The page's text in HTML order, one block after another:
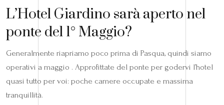
L’Hotel Giardino sarà aperto nel
ponte del 1° Maggio?
Generalmente riapriamo poco prima di Pasqua, quindi siamo
operativi a maggio . Approfittate del ponte per godervi l’hotel
quasi tutto per voi: poche camere occupate e massima
tranquillità.